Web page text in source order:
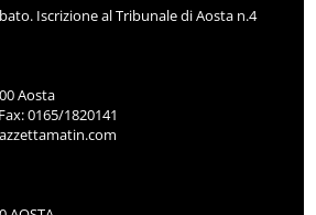
Iscrizione al Tribunale di Aosta n.4
Aosta
0165/1820141